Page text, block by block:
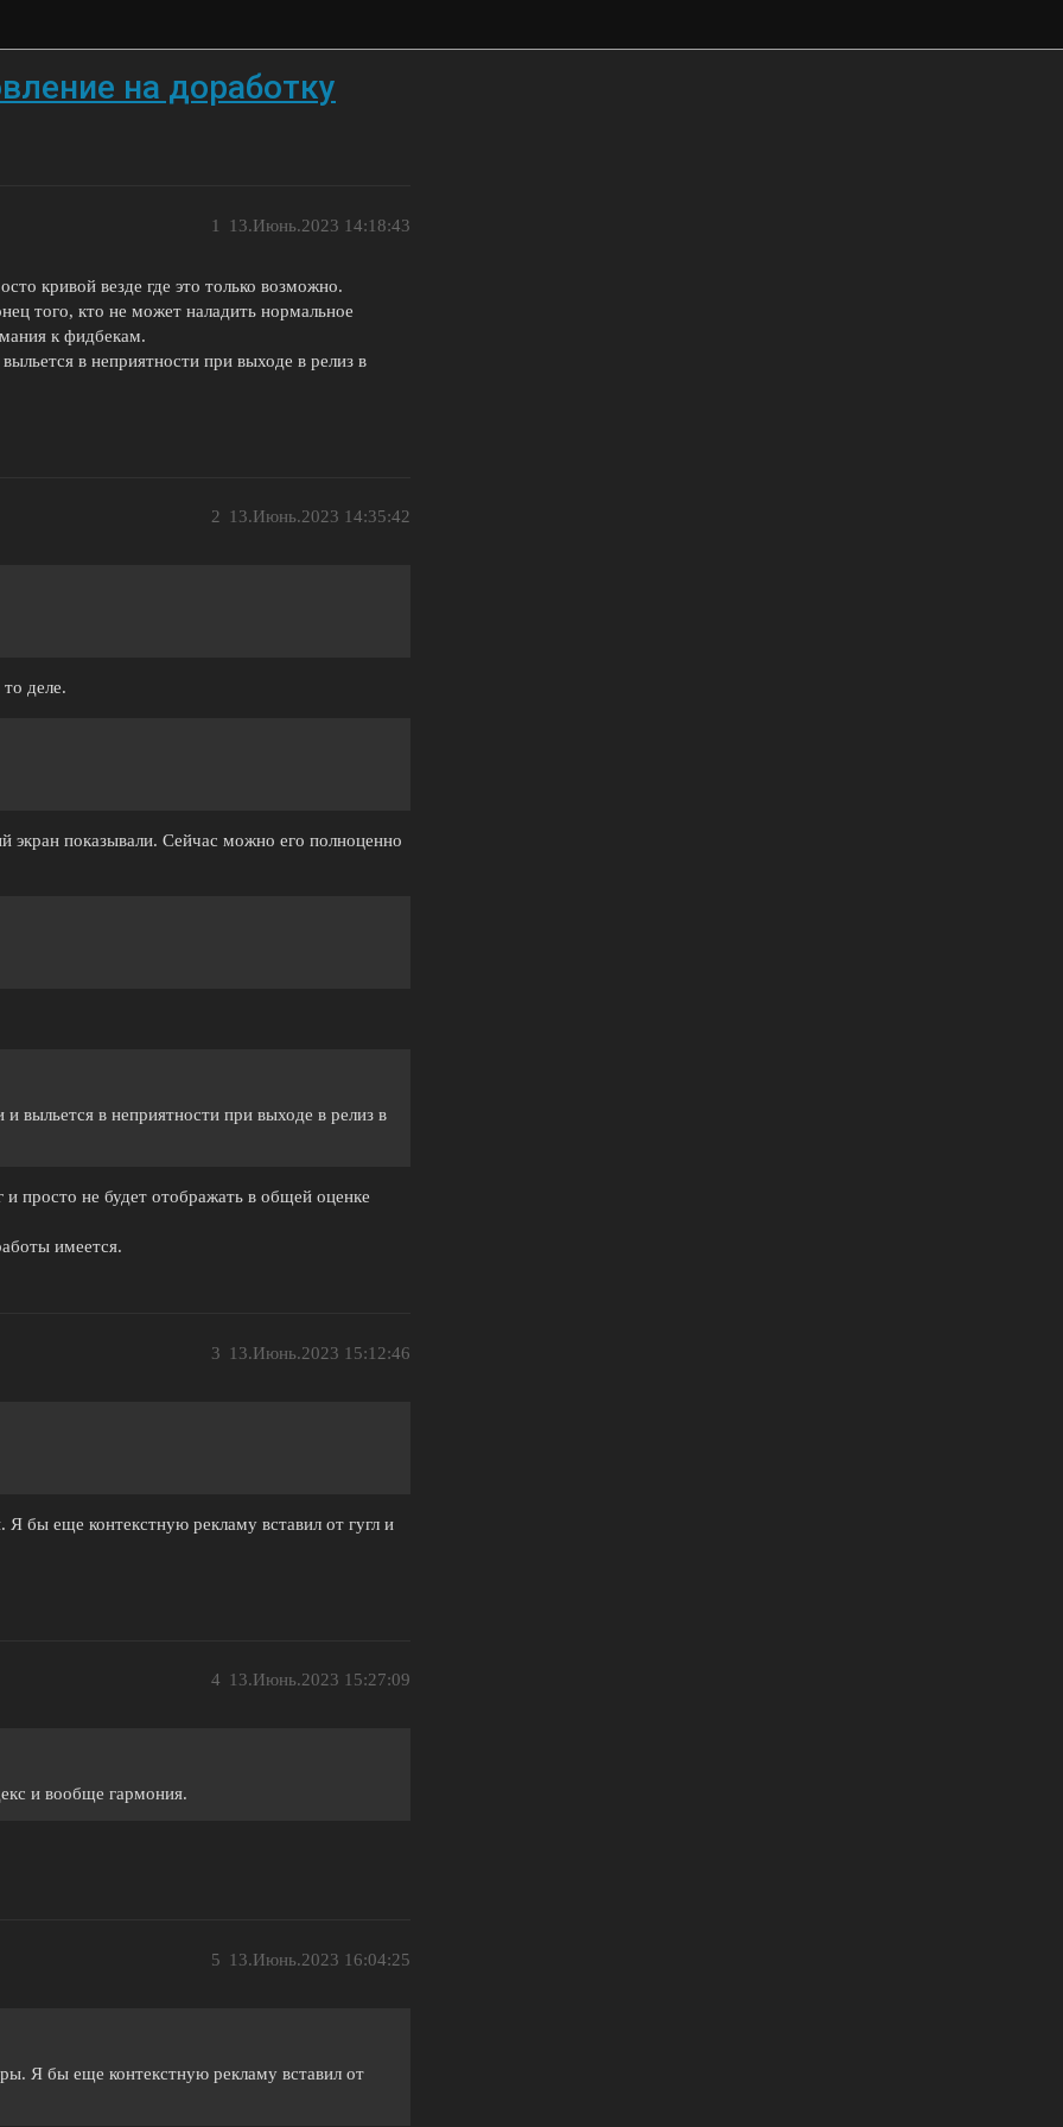
на доработку
13.Июнь.2023 14:18:43
1
кривой везде где это только возможно.
того, кто не может наладить нормальное
к фидбекам.
в неприятности при выходе в релиз в
13.Июнь.2023 14:35:42
2
деле.
экран показывали. Сейчас можно его полноценно
выльется в неприятности при выходе в релиз в
просто не будет отображать в общей оценке
имеется.
13.Июнь.2023 15:12:46
3
Я бы еще контекстную рекламу вставил от гугл и
13.Июнь.2023 15:27:09
4
и вообще гармония.
13.Июнь.2023 16:04:25
5
Я бы еще контекстную рекламу вставил от